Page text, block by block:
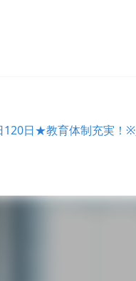
120日★教育体制充実！